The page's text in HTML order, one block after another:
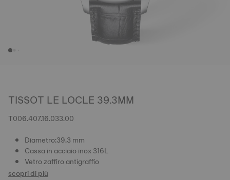
TISSOT LE LOCLE 39.3MM
T006.407.16.033.00
Diametro:39.3 mm
Cassa in acciaio inox 316L
Vetro zaffiro antigraffio
scopri di più